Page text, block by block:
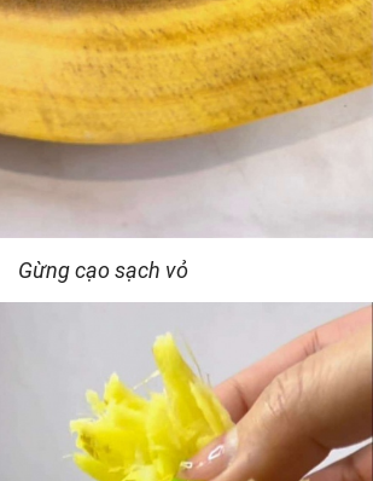
Gừng cạo sạch vỏ